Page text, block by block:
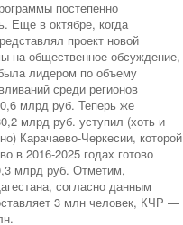
постепенно
Еще в октябре, когда
проект новой
на общественное обсуждение,
лидером по объему
среди регионов
млрд руб. Теперь же
млрд руб. уступил (хоть и
Карачаево-Черкесии, которой
в 2016-2025 годах готово
млрд руб. Отметим,
согласно данным
3 млн человек, КЧР —